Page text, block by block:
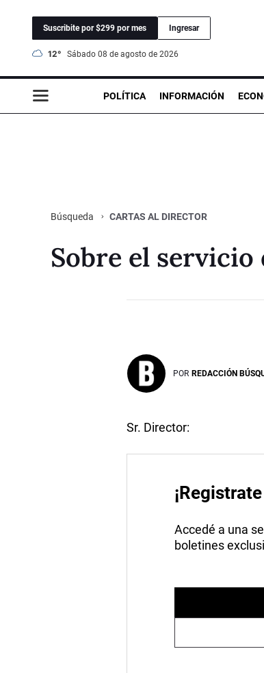
Suscribite por $299 por mes Ingresar
12° sábado 08 de agosto de 2026
POLÍTICA INFORMACIÓN
Búsqueda CARTAS AL DIRECTOR
Sobre el servicio
POR REDACCIÓN
Sr. Director:
Accedé a una
boletines